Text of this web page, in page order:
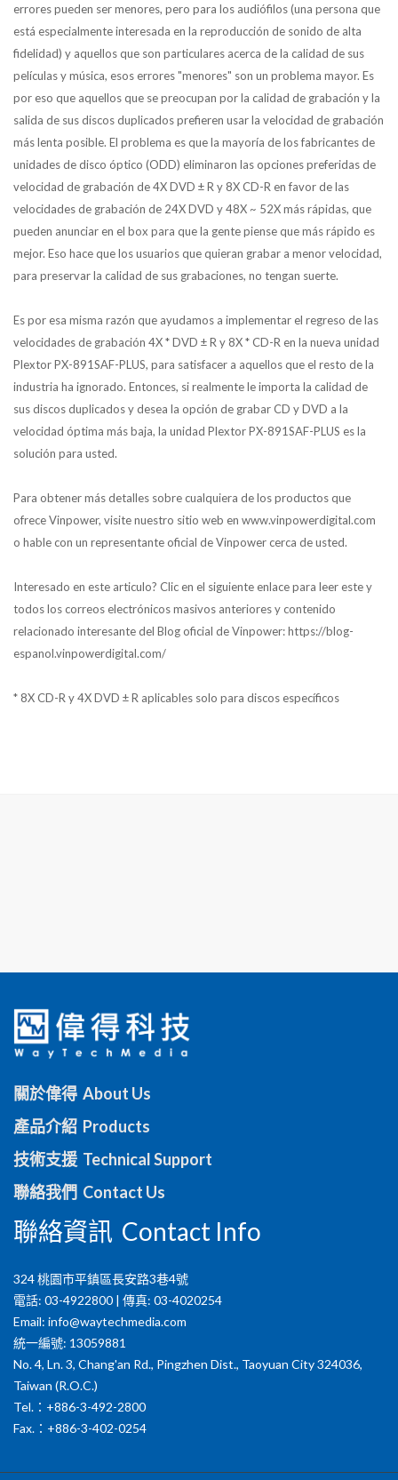
errores pueden ser menores, pero para los audiófilos (una persona que
está especialmente interesada en la reproducción de sonido de alta
fidelidad) y aquellos que son particulares acerca de la calidad de sus
películas y música, esos errores "menores" son un problema mayor. Es
por eso que aquellos que se preocupan por la calidad de grabación y la
salida de sus discos duplicados prefieren usar la velocidad de grabación
más lenta posible. El problema es que la mayoría de los fabricantes de
unidades de disco óptico (ODD) eliminaron las opciones preferidas de
velocidad de grabación de 4X DVD ± R y 8X CD-R en favor de las
velocidades de grabación de 24X DVD y 48X ~ 52X más rápidas, que
pueden anunciar en el box para que la gente piense que más rápido es
mejor. Eso hace que los usuarios que quieran grabar a menor velocidad,
para preservar la calidad de sus grabaciones, no tengan suerte.
Es por esa misma razón que ayudamos a implementar el regreso de las
velocidades de grabación 4X * DVD ± R y 8X * CD-R en la nueva unidad
Plextor PX-891SAF-PLUS, para satisfacer a aquellos que el resto de la
industria ha ignorado. Entonces, si realmente le importa la calidad de
sus discos duplicados y desea la opción de grabar CD y DVD a la
velocidad óptima más baja, la unidad Plextor PX-891SAF-PLUS es la
solución para usted.
Para obtener más detalles sobre cualquiera de los productos que
ofrece Vinpower, visite nuestro sitio web en www.vinpowerdigital.com
o hable con un representante oficial de Vinpower cerca de usted.
Interesado en este articulo? Clic en el siguiente enlace para leer este y
todos los correos electrónicos masivos anteriores y contenido
relacionado interesante del Blog oficial de Vinpower: https://blog-
espanol.vinpowerdigital.com/
* 8X CD-R y 4X DVD ± R aplicables solo para discos específicos
關於偉得 About Us
產品介紹 Products
技術支援 Technical Support
聯絡我們 Contact Us
聯絡資訊 Contact Info
324 桃園市平鎮區長安路3巷4號
電話: 03-4922800 | 傳真: 03-4020254
Email: info@waytechmedia.com
統一編號: 13059881
No. 4, Ln. 3, Chang'an Rd., Pingzhen Dist., Taoyuan City 324036,
Taiwan (R.O.C.)
Tel.：+886-3-492-2800
Fax.：+886-3-402-0254